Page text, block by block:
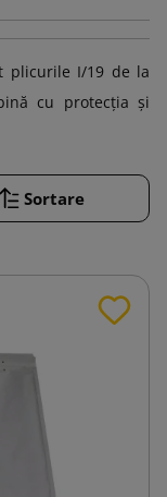
plicurile I/19 de la
cu protecția și
Sortare